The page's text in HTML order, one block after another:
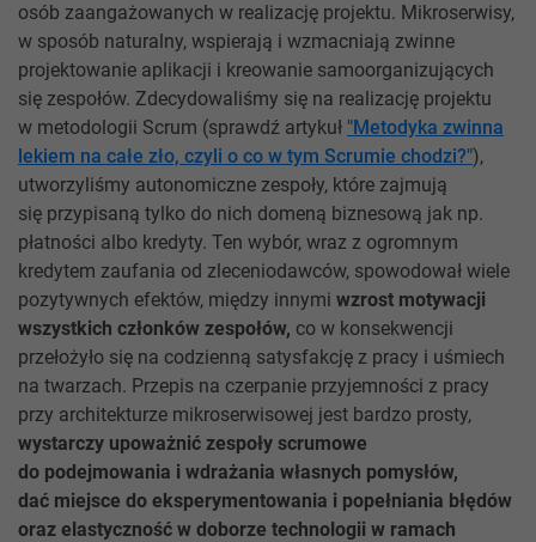
osób zaangażowanych w realizację projektu. Mikroserwisy,
w sposób naturalny, wspierają i wzmacniają zwinne
projektowanie aplikacji i kreowanie samoorganizujących
się zespołów. Zdecydowaliśmy się na realizację projektu
w metodologii Scrum (sprawdź artykuł "Metodyka zwinna
lekiem na całe zło, czyli o co w tym Scrumie chodzi?"),
utworzyliśmy autonomiczne zespoły, które zajmują
się przypisaną tylko do nich domeną biznesową jak np.
płatności albo kredyty. Ten wybór, wraz z ogromnym
kredytem zaufania od zleceniodawców, spowodował wiele
pozytywnych efektów, między innymi wzrost motywacji
wszystkich członków zespołów, co w konsekwencji
przełożyło się na codzienną satysfakcję z pracy i uśmiech
na twarzach. Przepis na czerpanie przyjemności z pracy
przy architekturze mikroserwisowej jest bardzo prosty,
wystarczy upoważnić zespoły scrumowe
do podejmowania i wdrażania własnych pomysłów,
dać miejsce do eksperymentowania i popełniania błędów
oraz elastyczność w doborze technologii w ramach